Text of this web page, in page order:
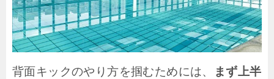
背面キックのやり方を掴むためには、
まず上半